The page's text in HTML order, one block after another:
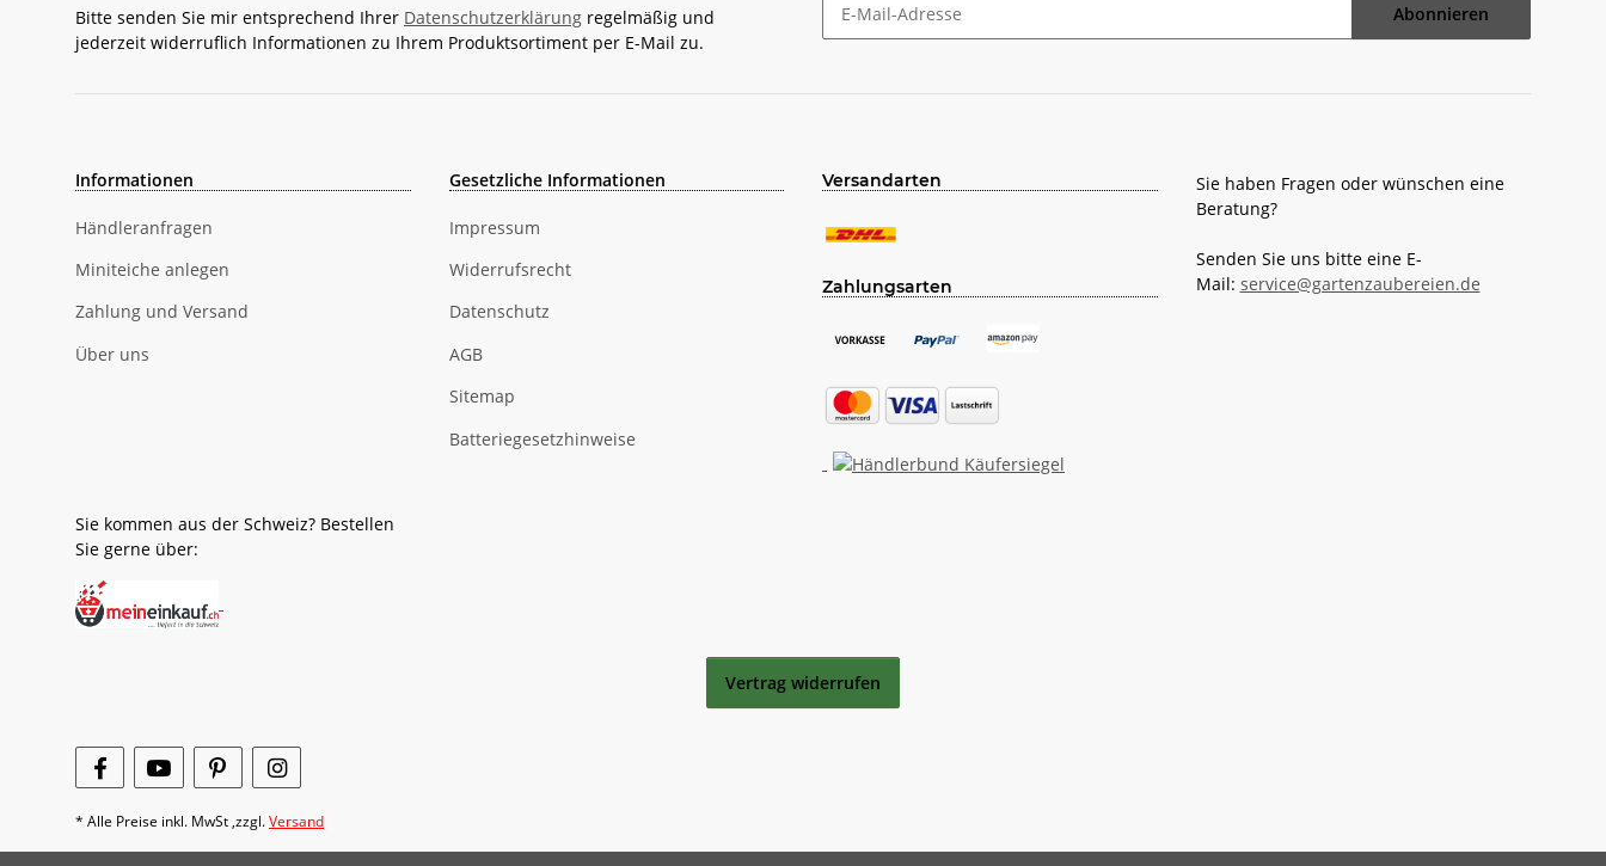
Bitte senden Sie mir entsprechend Ihrer Datenschutzerklärung regelmäßig und
jederzeit widerruflich Informationen zu Ihrem Produktsortiment per E-Mail zu.
Abonnieren
Informationen
Händleranfragen
Miniteiche anlegen
Zahlung und Versand
Über uns
Gesetzliche Informationen
Impressum
Widerrufsrecht
Datenschutz
AGB
Sitemap
Batteriegesetzhinweise
Versandarten
Zahlungsarten
Sie haben Fragen oder wünschen eine
Beratung?
Senden Sie uns bitte eine E-
Mail: service@gartenzaubereien.de
Sie kommen aus der Schweiz? Bestellen
Sie gerne über:
Vertrag widerrufen
* Alle Preise inkl. MwSt ,zzgl.Versand